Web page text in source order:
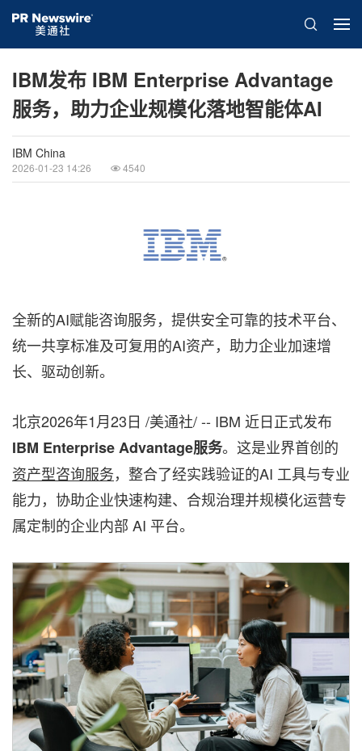
IBM发布 IBM Enterprise Advantage
服务，助力企业规模化落地智能体AI
IBM China
2026-01-23 14:26 4540
全新的AI赋能咨询服务，提供安全可靠的技术平台、
统一共享标准及可复用的AI资产，助力企业加速增
长、驱动创新。
北京2026年1月23日 /美通社/ -- IBM 近日正式发布
IBM Enterprise Advantage服务。这是业界首创的
资产型咨询服务，整合了经实践验证的AI 工具与专业
能力，协助企业快速构建、合规治理并规模化运营专
属定制的企业内部 AI 平台。